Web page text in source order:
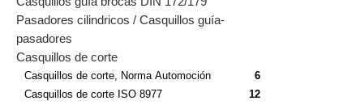
Pasadores cilindricos / Casquillos guía-
pasadores
Casquillos de corte
Casquillos de corte, Norma Automoción
6
Casquillos de corte ISO 8977
12